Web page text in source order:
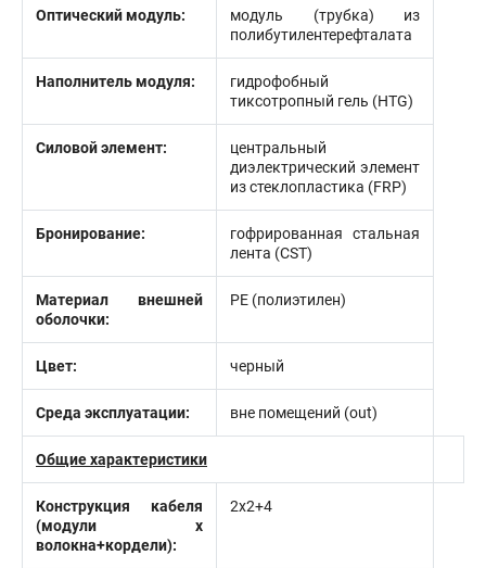
Оптический модуль:
модуль (трубка) из
полибутилентерефталата
Наполнитель модуля:
гидрофобный
тиксотропный гель (HTG)
Силовой элемент:
центральный
диэлектрический элемент
из стеклопластика (FRP)
Бронирование:
гофрированная стальная
лента (CST)
Материал внешней
оболочки:
PE (полиэтилен)
Цвет: черный
Среда эксплуатации: вне помещений (out)
Общие характеристики
Конструкция кабеля
(модули х
волокна+кордели):
2х2+4